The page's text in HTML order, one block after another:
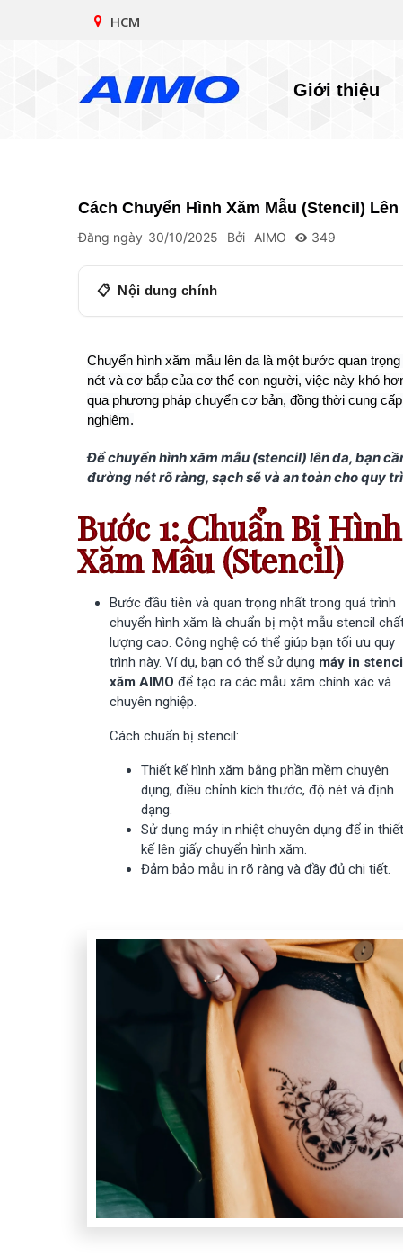
HCM
Giới thiệu
Cách Chuyển Hình Xăm Mẫu (Stencil) Lên
Đăng ngày 30/10/2025 Bởi AIMO 349
Nội dung chính
Bước 2: Làm Sạch Da
Bước 3: Xác Nhận Vị Trí Chuyển Hình
Bước 4: Thoa Dung Dịch Chuyển Hình
Bước 6: Gỡ giấy để hoàn tất việc chuyển
Các vấn đề thường gặp và cách xử lý
Nâng cao kỹ năng chuyển stencil
Các bước thực hiện in & dán hình xăm với
0977 478 466
0359 634 946
GOOGLE MAP
Chuyển hình xăm mẫu lên da là một bước quan
nét và cơ bắp của cơ thể con người, việc này khó
qua phương pháp chuyển cơ bản, đồng thời cung
nghiệm.
Để chuyển hình xăm mẫu (stencil) lên da, bạn
đường nét rõ ràng, sạch sẽ và an toàn cho quy
Bước 1: Chuẩn Bị Hình
Xăm Mẫu (Stencil)
Bước đầu tiên và quan trọng nhất trong quá trình
chuyển hình xăm là chuẩn bị một mẫu stencil
lượng cao. Công nghệ có thể giúp bạn tối ưu quy
trình này. Ví dụ, bạn có thể sử dụng máy in
xăm AIMO để tạo ra các mẫu xăm chính xác và
chuyên nghiệp.
Cách chuẩn bị stencil:
Thiết kế hình xăm bằng phần mềm chuyên
dụng, điều chỉnh kích thước, độ nét và định
dạng.
Sử dụng máy in nhiệt chuyên dụng để in thiết
kế lên giấy chuyển hình xăm.
Đảm bảo mẫu in rõ ràng và đầy đủ chi tiết.